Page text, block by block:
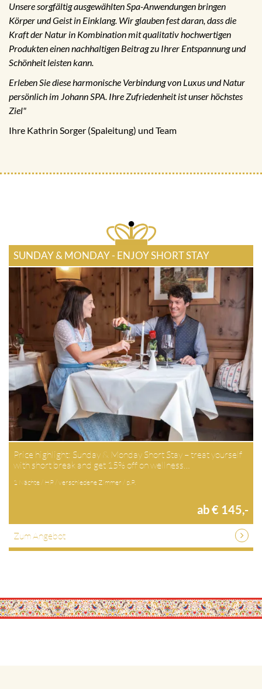
Unsere sorgfältig ausgewählten Spa-Anwendungen bringen
Körper und Geist in Einklang. Wir glauben fest daran, dass die
Kraft der Natur in Kombination mit qualitativ hochwertigen
Produkten einen nachhaltigen Beitrag zu Ihrer Entspannung und
Schönheit leisten kann.
Erleben Sie diese harmonische Verbindung von Luxus und Natur
persönlich im Johann SPA. Ihre Zufriedenheit ist unser höchstes
Ziel"
Ihre Kathrin Sorger (Spaleitung) und Team
SUNDAY & MONDAY - ENJOY SHORT STAY
Price highlight: Sunday & Monday Short Stay – treat yourself
with short break and get 15% off on wellness…
1 Nächte / HP / verschiedene Zimmer / p.P.
ab € 145,-
Zum Angebot